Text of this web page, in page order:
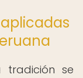
tradición se